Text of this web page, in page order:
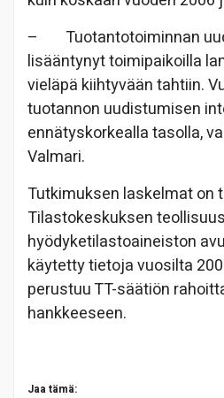
– Tuotantotoiminnan
lisääntynyt toimipaikoilla
vieläpä kiihtyvään tahtiin.
tuotannon uudistumisen
ennätyskorkealla tasolla,
Valmari.
Tutkimuksen laskelmat on
Tilastokeskuksen
hyödyketilastoaineiston
käytetty tietoja vuosilta
perustuu TT-säätiön
hankkeeseen.
Jaa tämä: